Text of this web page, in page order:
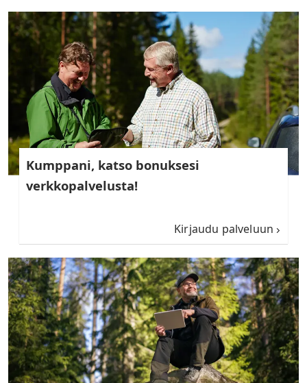
Kumppani, katso bonuksesi
verkkopalvelusta!
Kirjaudu palveluun